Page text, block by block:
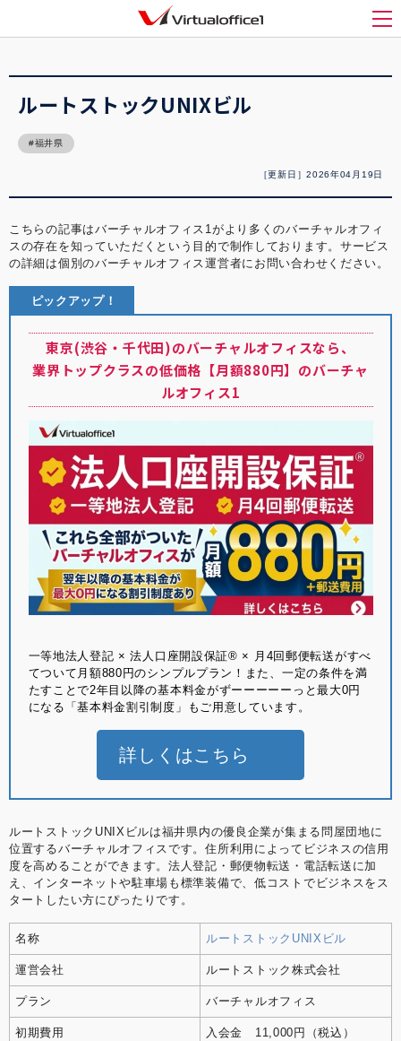
メ
バーチャルオフィス1(Virtualoffice1)
ルートストック
ルートストックUNIXビル
福井県
［更新日］2026年04月19日
こちらの記事はバーチャルオフィス1がより多くのバーチャルオフィ
スの存在を知っていただくという目的で制作しております。サービス
の詳細は個別のバーチャルオフィス運営者にお問い合わせください。
ピックアップ！
東京(渋谷・千代田)のバーチャルオフィスなら、
業界トップクラスの低価格【月額880円】のバーチャ
ルオフィス1
⼀等地法⼈登記 × 法⼈⼝座開設保証® × ⽉4回郵便転送がすべ
てついて月額880円のシンプルプラン！また、一定の条件を満
たすことで2年目以降の基本料金がずーーーーーっと最大0円
になる「基本料金割引制度」もご用意しています。
詳しくはこちら
ルートストックUNIXビルは福井県内の優良企業が集まる問屋団地に
位置するバーチャルオフィスです。住所利用によってビジネスの信用
度を高めることができます。法人登記・郵便物転送・電話転送に加
え、インターネットや駐車場も標準装備で、低コストでビジネスをス
タートしたい方にぴったりです。
名称 ルートストックUNIXビル
運営会社 ルートストック株式会社
プラン バーチャルオフィス
初期費用 入会金 11,000円（税込）